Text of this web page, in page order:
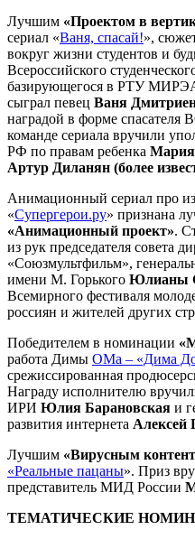
Лучшим «Проектом в
сериал «Ваня, спасай!»,
вокруг жизни студентов и
Всероссийского
базирующегося в РТУ
сыграл певец Ваня
наградой в форме
команде сериала вручили
РФ по правам ребенка Мария
Артур Диланян (более
Анимационный сериал про
«Супергерои.ру» признана
«Анимационный проект».
из рук председателя совета
«Союзмультфильм»,
имени М. Горького Юлианы
Всемирного фестиваля
россиян и жителей других
Победителем в номинации
работа Димы ОМа – «Дима
срежиссированная
Награду исполнителю
ИРИ Юлия Барановская и
развития интернета Алексей
Лучшим «Вирусным
«Реальные пацаны». Приз
представитель МИД России
ТЕМАТИЧЕСКИЕ